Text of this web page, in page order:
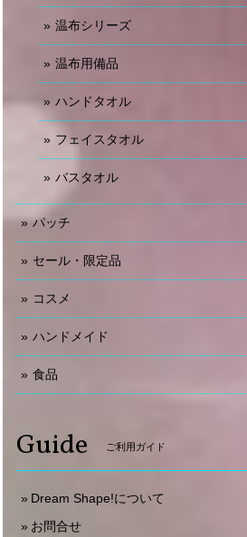
温布シリーズ
温布用備品
ハンドタオル
フェイスタオル
バスタオル
パッチ
セール・限定品
コスメ
ハンドメイド
食品
Guide ご利用ガイド
Dream Shape!について
お問合せ